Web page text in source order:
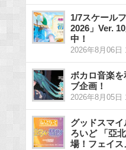
1/7スケール
2026」Ver.
中！
2026年8月06日
ボカロ音楽を
ブ企画！
2026年8月05日
グッドスマ
ろいど 「亞
場！フェイス